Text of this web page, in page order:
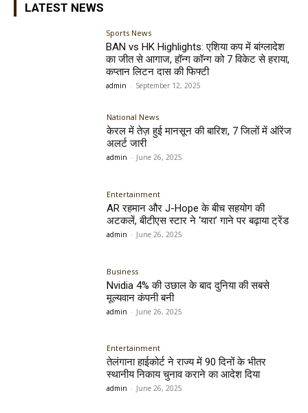
LATEST NEWS
Sports News
BAN vs HK Highlights: एशिया कप में बांग्लादेश
का जीत से आगाज, हॉन्ग कॉन्ग को 7 विकेट से हराया,
कप्तान लिटन दास की फिफ्टी
admin - September 12, 2025
National News
केरल में तेज़ हुई मानसून की बारिश, 7 जिलों में ऑरेंज
अलर्ट जारी
admin - June 26, 2025
Entertainment
AR रहमान और J-Hope के बीच सहयोग की
अटकलें, बीटीएस स्टार ने ‘यारा’ गाने पर बढ़ाया ट्रेंड
admin - June 26, 2025
Business
Nvidia 4% की उछाल के बाद दुनिया की सबसे
मूल्यवान कंपनी बनी
admin - June 26, 2025
Entertainment
तेलंगाना हाईकोर्ट ने राज्य में 90 दिनों के भीतर
स्थानीय निकाय चुनाव कराने का आदेश दिया
admin - June 26, 2025